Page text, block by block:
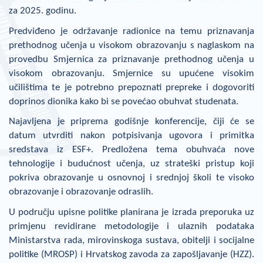
za 2025. godinu.
Predviđeno je održavanje radionice na temu priznavanja
prethodnog učenja u visokom obrazovanju s naglaskom na
provedbu Smjernica za priznavanje prethodnog učenja u
visokom obrazovanju. Smjernice su upućene visokim
učilištima te je potrebno prepoznati prepreke i dogovoriti
doprinos dionika kako bi se povećao obuhvat studenata.
Najavljena je priprema godišnje konferencije, čiji će se
datum utvrditi nakon potpisivanja ugovora i primitka
sredstava iz ESF+. Predložena tema obuhvaća nove
tehnologije i budućnost učenja, uz strateški pristup koji
pokriva obrazovanje u osnovnoj i srednjoj školi te visoko
obrazovanje i obrazovanje odraslih.
U području upisne politike planirana je izrada preporuka uz
primjenu revidirane metodologije i ulaznih podataka
Ministarstva rada, mirovinskoga sustava, obitelji i socijalne
politike (MROSP) i Hrvatskog zavoda za zapošljavanje (HZZ).